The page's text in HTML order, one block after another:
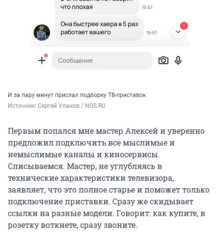
И за пару минут прислал подборку ТВ-приставок
Источник: Сергей Уланов / NGS.RU
Первым попался мне мастер Алексей и уверенно
предложил подключить все мыслимые и
немыслимые каналы и киносервисы.
Списываемся. Мастер, не углубляясь в
технические характеристики телевизора,
заявляет, что это полное старье и поможет только
подключение приставки. Сразу же скидывает
ссылки на разные модели. Говорит: как купите, в
розетку воткнете, сразу звоните.